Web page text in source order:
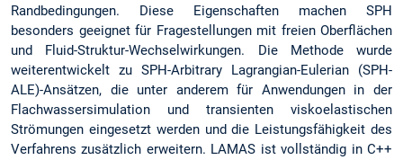
Randbedingungen. Diese Eigenschaften machen SPH
besonders geeignet für Fragestellungen mit freien Oberflächen
und Fluid-Struktur-Wechselwirkungen. Die Methode wurde
weiterentwickelt zu SPH-Arbitrary Lagrangian-Eulerian (SPH-
ALE)-Ansätzen, die unter anderem für Anwendungen in der
Flachwassersimulation und transienten viskoelastischen
Strömungen eingesetzt werden und die Leistungsfähigkeit des
Verfahrens zusätzlich erweitern. LAMAS ist vollständig in C++